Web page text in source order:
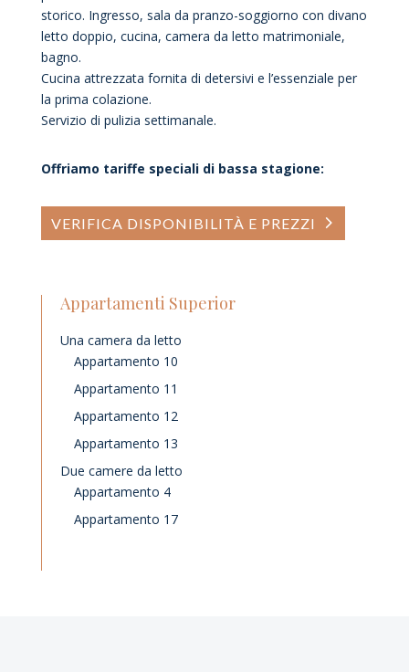
storico. Ingresso, sala da pranzo-soggiorno con divano
letto doppio, cucina, camera da letto matrimoniale,
bagno.
Cucina attrezzata fornita di detersivi e l’essenziale per
la prima colazione.
Servizio di pulizia settimanale.
Offriamo tariffe speciali di bassa stagione:
VERIFICA DISPONIBILITÀ E PREZZI
Appartamenti Superior
Una camera da letto
Appartamento 10
Appartamento 11
Appartamento 12
Appartamento 13
Due camere da letto
Appartamento 4
Appartamento 17